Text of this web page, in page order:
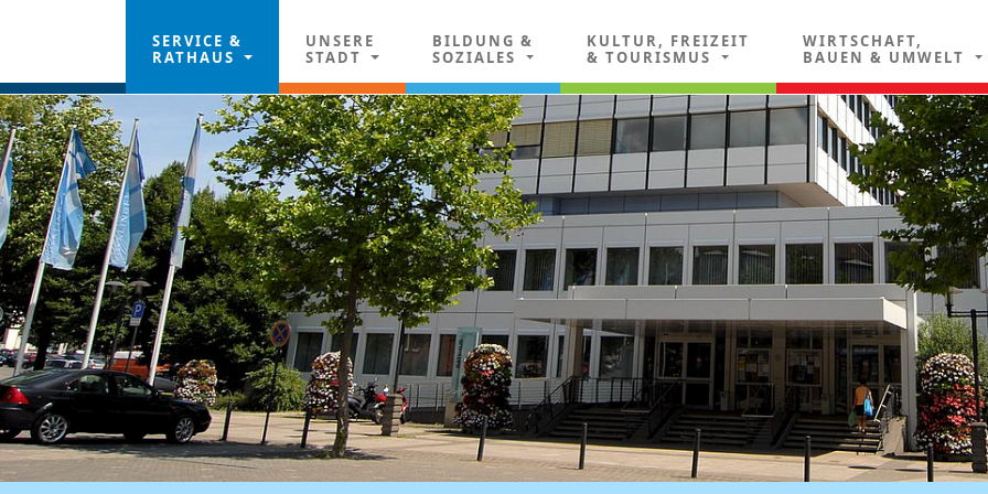
SERVICE &
RATHAUS
UNSERE
STADT
BILDUNG &
SOZIALES
KULTUR, FREIZEIT
& TOURISMUS
WIRTSCHAFT,
BAUEN & UMWELT